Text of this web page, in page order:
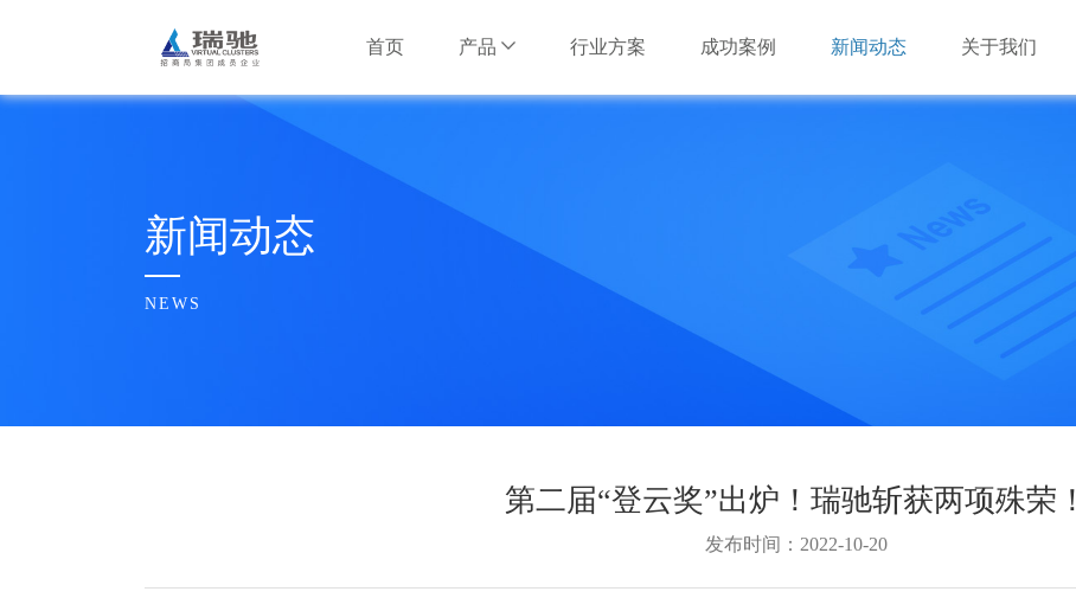
首页 产品
安卓云服务器
NxWork云手机办公平台
招财大模型盒子 边缘盒子 AI视频算法库
云基础设施产品
NxSDS全融合分布式存储管理平台
行业方案
智慧安防行业
其他行业
成功案例
智慧安防行业
其他行业
新闻动态 关于我们
瑞驰大事记
合作伙伴
瑞驰招聘
新闻动态
NEWS
第二届“登云奖”出炉！瑞驰斩获两项殊荣！
发布时间：2022-10-20